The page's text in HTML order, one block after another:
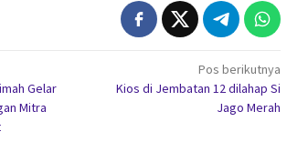
Gelar
Mitra
Pos berikutnya
Kios di Jembatan 12 dilahap Si
Jago Merah